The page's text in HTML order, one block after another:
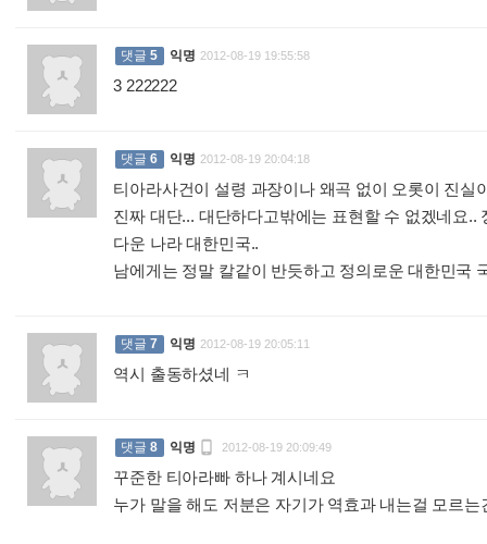
댓글 5 익명 2012-08-19 19:55:58
3 222222
댓글 6 익명 2012-08-19 20:04:18
티아라사건이 설령 과장이나 왜곡 없이 오롯이 진실
진짜 대단... 대단하다고밖에는 표현할 수 없겠네요
다운 나라 대한민국..
남에게는 정말 칼같이 반듯하고 정의로운 대한민국
댓글 7 익명 2012-08-19 20:05:11
역시 출동하셨네 ㅋ
댓글 8 익명  2012-08-19 20:09:49
꾸준한 티아라빠 하나 계시네요
누가 말을 해도 저분은 자기가 역효과 내는걸 모르